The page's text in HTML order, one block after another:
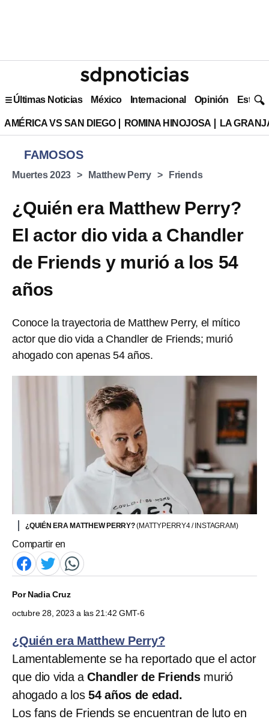
Últimas Noticias México Internacional Opinión Estilo
AMÉRICA VS SAN DIEGO ROMINA HINOJOSA LA
FAMOSOS
Muertes 2023 Matthew Perry Friends
¿Quién era Matthew Perry?
El actor dio vida a Chandler
de Friends y murió a los 54
años
Conoce la trayectoria de Matthew Perry, el mítico
actor que dio vida a Chandler de Friends; murió
ahogado con apenas 54 años.
¿QUIÉN ERA MATTHEW PERRY?(MATTYPERRY4 / INSTAGRAM)
Compartir en
PorNadia Cruz
octubre 28, 2023 a las 21:42 GMT-6
¿Quién era Matthew Perry?
Lamentablemente se ha reportado que el actor
que dio vida aChandler de Friendsmurió
ahogado a los54 años de edad.
Los fans de Friends se encuentran de luto en